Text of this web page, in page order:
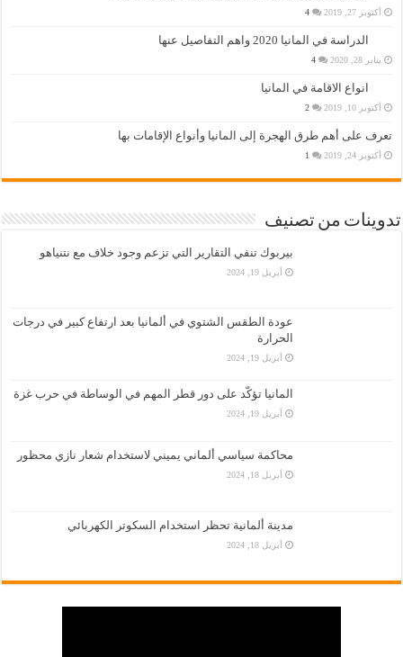
أكتوبر 27, 2019 4
الدراسة في المانيا 2020 واهم التفاصيل عنها
يناير 28, 2020 4
انواع الاقامة في المانيا
أكتوبر 10, 2019 2
تعرف على أهم طرق الهجرة إلى المانيا وأنواع الإقامات بها
أكتوبر 24, 2019 1
تدوينات من تصنيف
بيربوك تنفي التقارير التي تزعم وجود خلاف مع نتنياهو
أبريل 19, 2024
عودة الطقس الشتوي في ألمانيا بعد ارتفاع كبير في درجات
الحرارة
أبريل 19, 2024
المانيا تؤكّد على دور قطر المهم في الوساطة في حرب غزة
أبريل 19, 2024
محاكمة سياسي ألماني يميني لاستخدام شعار نازي محظور
أبريل 18, 2024
مدينة ألمانية تحظر استخدام السكوتر الكهربائي
أبريل 18, 2024